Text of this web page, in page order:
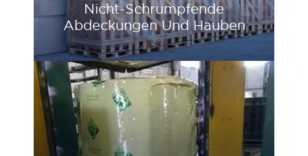
Nicht-Schrumpfende
Abdeckungen Und Hauben